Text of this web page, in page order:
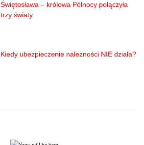
Świętosława – królowa Północy połączyła
trzy światy
Kiedy ubezpieczenie należności NIE działa?